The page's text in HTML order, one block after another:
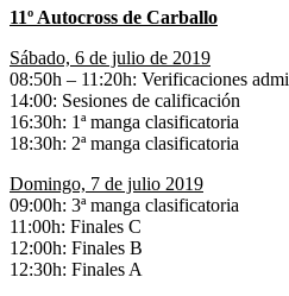
11º Autocross de Carballo
Sábado, 6 de julio de 2019
08:50h – 11:20h: Verificaciones
14:00: Sesiones de calificación
16:30h: 1ª manga clasificatoria
18:30h: 2ª manga clasificatoria
Domingo, 7 de julio 2019
09:00h: 3ª manga clasificatoria
11:00h: Finales C
12:00h: Finales B
12:30h: Finales A